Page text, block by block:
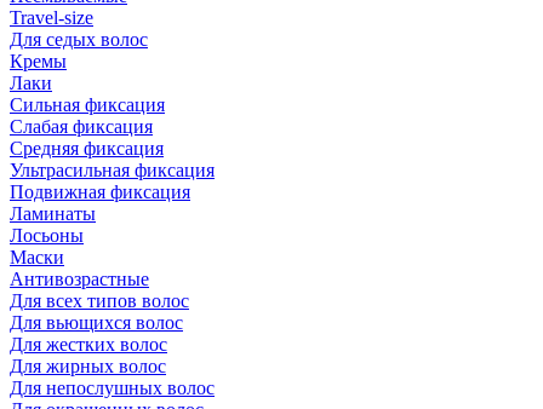
Travel-size
Для седых волос
Кремы
Лаки
Сильная фиксация
Слабая фиксация
Средняя фиксация
Ультрасильная фиксация
Подвижная фиксация
Ламинаты
Лосьоны
Маски
Антивозрастные
Для всех типов волос
Для вьющихся волос
Для жестких волос
Для жирных волос
Для непослушных волос